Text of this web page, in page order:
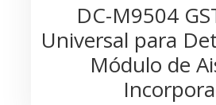
DC-M9504
Universal para
Módulo de